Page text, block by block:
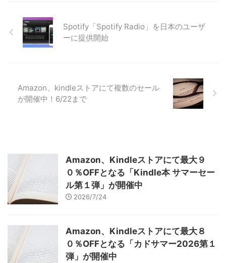
Spotify「Spotify Radio」を日本のユーザ
ーに提供開始
Amazon、kindleストアにて複数のセール
が開催中！6/22まで
Amazon、Kindleストアにて最大９
０％OFFとなる「Kindle本 サマーセー
ル第１弾」が開催中
2026/7/24
Amazon、Kindleストアにて最大８
０％OFFとなる「カドサマー2026第１
弾」が開催中